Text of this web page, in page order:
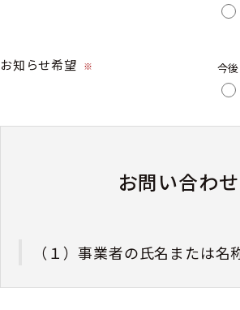
お知らせ希望 ※ 今
お問い合わ
（１）事業者の氏名または名